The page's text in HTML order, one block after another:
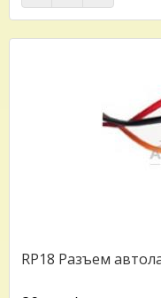
RP18 Разъем